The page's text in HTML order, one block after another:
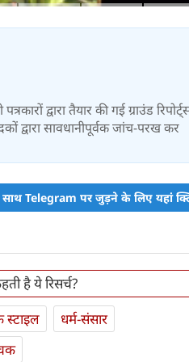
द्वारा तैयार की गई ग्राउंड
द्वारा सावधानीपूर्वक जांच-परख कर
साथ Telegram पर जुड़ने के लिए यहां
है ये रिसर्च?
स्‍टाइल
धर्म-संसार